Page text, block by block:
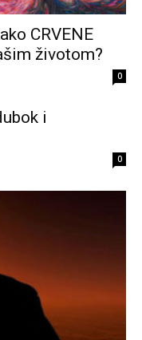
CRVENE
životom?
0
i
0